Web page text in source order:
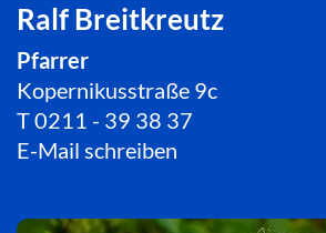
Ralf Breitkreutz
Pfarrer
Kopernikusstraße 9c
T0211 - 39 38 37
E-Mail schreiben